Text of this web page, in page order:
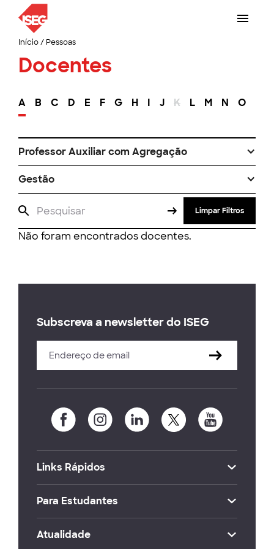
Início/ Pessoas
Docentes
A B C D E F G H I J K L M N O
Professor Auxiliar com Agregação
Gestão
Limpar Filtros
Não foram encontrados docentes.
Subscreva a newsletter do ISEG
Links Rápidos
Para Estudantes
Atualidade